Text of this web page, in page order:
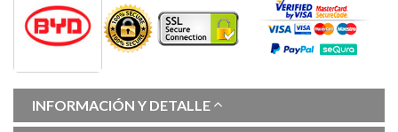
INFORMACIÓN Y DETALLE